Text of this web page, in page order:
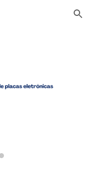
Skip to navigation